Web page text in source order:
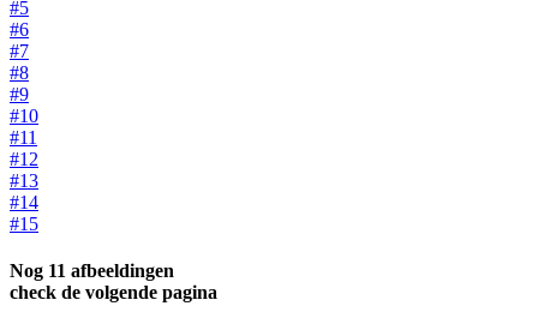
#5
#6
#7
#8
#9
#10
#11
#12
#13
#14
#15
Nog 11 afbeeldingen
check de volgende pagina